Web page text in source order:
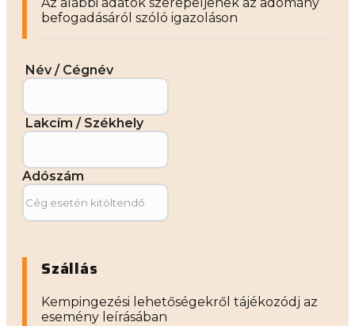
befogadásáról szóló igazoláson
Név / Cégnév
Lakcím / Székhely
Adószám
Szállás
Kempingezési lehetőségekről tájékozódj az
esemény leírásában